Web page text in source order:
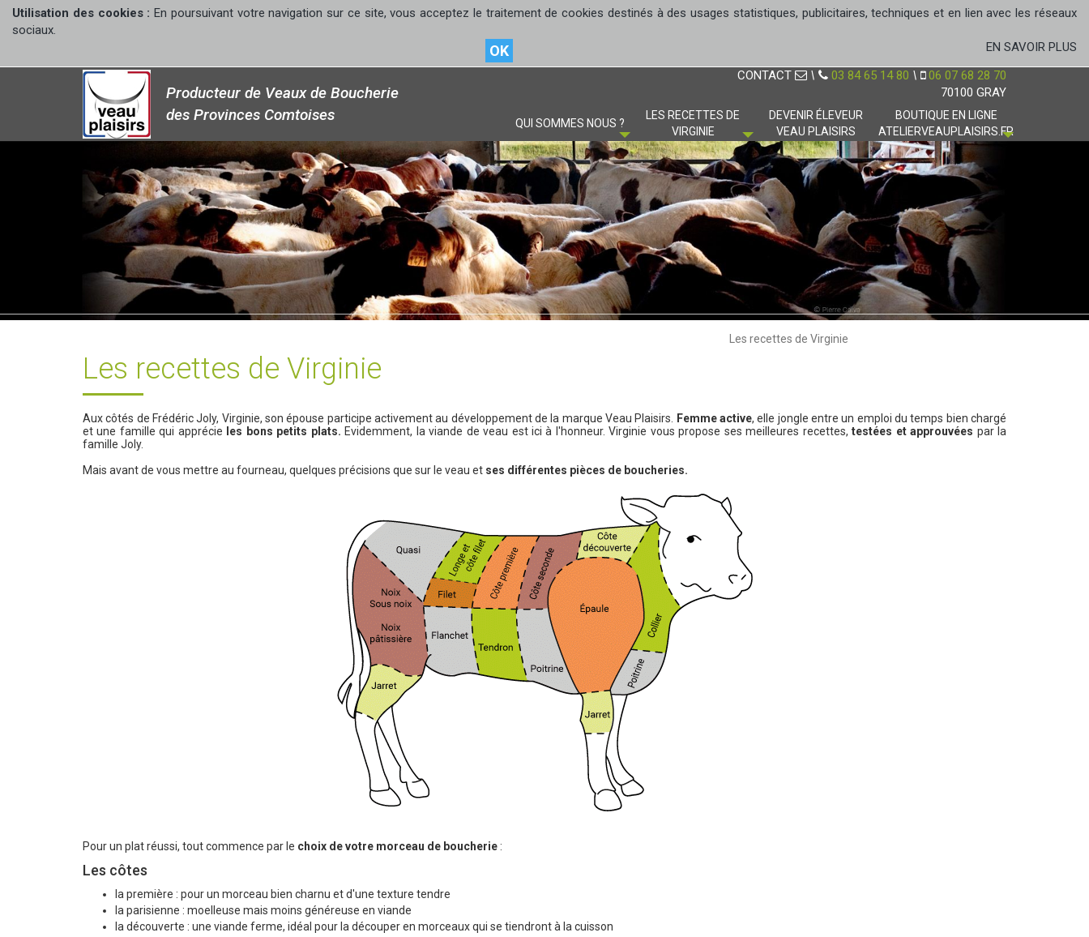
Utilisation des cookies :En poursuivant votre navigation sur ce site, vous acceptez le traitement de cookies destinés à des usages statistiques, publicitaires, techniques et en lien avec les réseaux
sociaux.
OK EN SAVOIR PLUS
Producteur de Veaux de Boucherie
des Provinces Comtoises
CONTACT \ 03 84 65 14 80 \ 06 07 68 28 70
70100 GRAY
QUI SOMMES NOUS ?
LES RECETTES DE
VIRGINIE
DEVENIR ÉLEVEUR
VEAU PLAISIRS
BOUTIQUE EN LIGNE
ATELIERVEAUPLAISIRS.FR
Les recettes de Virginie
Les recettes de Virginie
Aux côtés de Frédéric Joly, Virginie, son épouse participe activement au développement de la marque Veau Plaisirs. Femme active, elle jongle entre un emploi du temps bien chargé
et une famille qui apprécie
les bons petits plats. Evidemment, la viande de veau est ici à l'honneur. Virginie vous propose ses meilleures recettes,testées et approuvées par la
famille Joly.
Mais avant de vous mettre au fourneau, quelques précisions que sur le veau et ses différentes pièces de boucheries.
Pour un plat réussi, tout commence par le choix de votre morceau de boucherie :
Les côtes
la première : pour un morceau bien charnu et d'une texture tendre
la parisienne : moelleuse mais moins généreuse en viande
la découverte : une viande ferme, idéal pour la découper en morceaux qui se tiendront à la cuisson